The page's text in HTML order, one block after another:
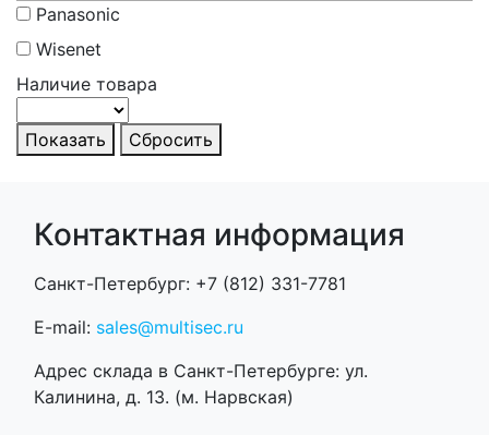
Panasonic
Wisenet
Наличие товара
Показать Сбросить
Контактная информация
Санкт-Петербург: +7 (812) 331-7781
E-mail: sales@multisec.ru
Адрес склада в Санкт-Петербурге: ул.
Калинина, д. 13. (м. Нарвская)